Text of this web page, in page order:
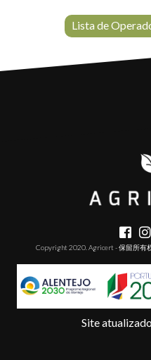
Lista de
Copyright 2020. Agricert - 保留所有
Site